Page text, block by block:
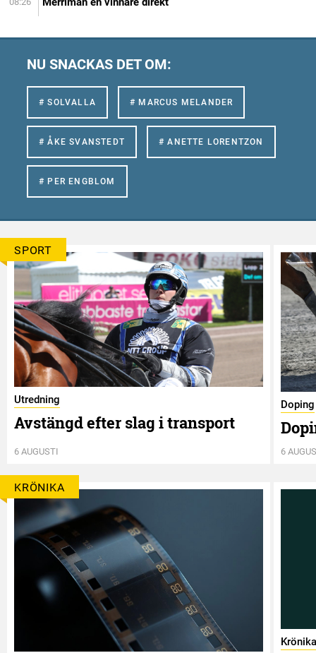
NU SNACKAS DET OM:
# SOLVALLA # MARCUS MELANDER
# ÅKE SVANSTEDT # ANETTE LORENTZON
# PER ENGBLOM
SPORT
Utredning
Avstängd efter slag i transport
6 AUGUSTI
Doping
6
KRÖNIKA
Krönika